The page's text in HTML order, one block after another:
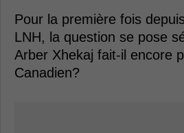
Pour la première fois
LNH, la question se pose
Arber Xhekaj fait-il encore
Canadien?